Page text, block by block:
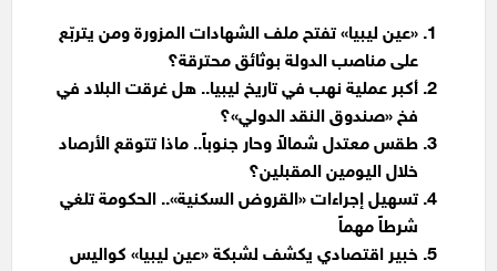
«عين ليبيا» تفتح ملف الشهادات المزورة ومن يتربّع
على مناصب الدولة بوثائق محترقة؟
أكبر عملية نهب في تاريخ ليبيا.. هل غرقت البلاد في
فخ «صندوق النقد الدولي»؟
طقس معتدل شمالاً وحار جنوباً.. ماذا تتوقع الأرصاد
خلال اليومين المقبلين؟
تسهيل إجراءات «القروض السكنية».. الحكومة تلغي
شرطاً مهماً
خبير اقتصادي يكشف لشبكة «عين ليبيا» كواليس